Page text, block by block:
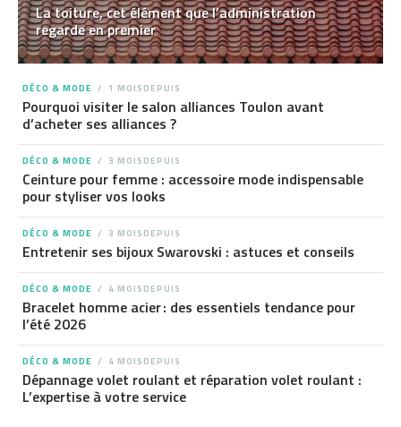
La toiture, cet élément que l’administration
regarde en premier
DÉCO & MODE 1 MOISDEPUIS
Pourquoi visiter le salon alliances Toulon avant
d’acheter ses alliances ?
DÉCO & MODE 3 MOISDEPUIS
Ceinture pour femme : accessoire mode indispensable
pour styliser vos looks
DÉCO & MODE 3 MOISDEPUIS
Entretenir ses bijoux Swarovski : astuces et conseils
DÉCO & MODE 4 MOISDEPUIS
Bracelet homme acier : des essentiels tendance pour
l’été 2026
DÉCO & MODE 4 MOISDEPUIS
Dépannage volet roulant et réparation volet roulant :
L’expertise à votre service